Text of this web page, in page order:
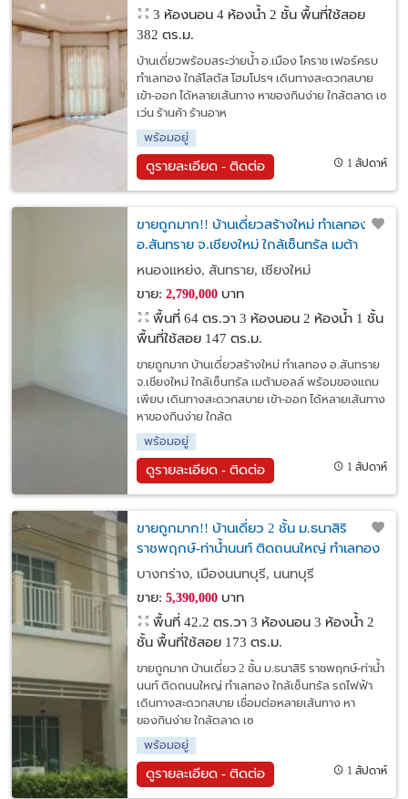
3 ห้องนอน 4 ห้องน้ำ 2 ชั้น พื้นที่ใช้สอย
382 ตร.ม.
บ้านเดี่ยวพร้อมสระว่ายน้ำ อ.เมือง โคราช เฟอร์ครบ
ทำเลทอง ใกล้โลตัส โฮมโปรฯ เดินทางสะดวกสบาย
เข้า-ออก ได้หลายเส้นทาง หาของกินง่าย ใกล้ตลาด เซ
เว่น ร้านค้า ร้านอาห
พร้อมอยู่
ดูรายละเอียด - ติดต่อ 1 สัปดาห์
ขายถูกมาก!! บ้านเดี่ยวสร้างใหม่ ทำเลทอง
อ.สันทราย จ.เชียงใหม่ ใกล้เซ็นทรัล เมต้า
มอลล์ พร้อมของแถมเพียบ
หนองแหย่ง, สันทราย, เชียงใหม่
ขาย: 2,790,000บาท
พื้นที่ 64 ตร.วา 3 ห้องนอน 2 ห้องน้ำ 1 ชั้น
พื้นที่ใช้สอย 147 ตร.ม.
ขายถูกมาก บ้านเดี่ยวสร้างใหม่ ทำเลทอง อ.สันทราย
จ.เชียงใหม่ ใกล้เซ็นทรัล เมต้ามอลล์ พร้อมของแถม
เพียบ เดินทางสะดวกสบาย เข้า-ออก ได้หลายเส้นทาง
หาของกินง่าย ใกล้ต
พร้อมอยู่
ดูรายละเอียด - ติดต่อ 1 สัปดาห์
ขายถูกมาก!! บ้านเดี่ยว 2 ชั้น ม.ธนาสิริ
ราชพฤกษ์-ท่าน้ำนนท์ ติดถนนใหญ่ ทำเลทอง
ใกล้เซ็นทรัล รถไฟฟ้า
บางกร่าง, เมืองนนทบุรี, นนทบุรี
ขาย: 5,390,000บาท
พื้นที่ 42.2 ตร.วา 3 ห้องนอน 3 ห้องน้ำ 2
ชั้น พื้นที่ใช้สอย 173 ตร.ม.
ขายถูกมาก บ้านเดี่ยว 2 ชั้น ม.ธนาสิริ ราชพฤกษ์-ท่าน้ำ
นนท์ ติดถนนใหญ่ ทำเลทอง ใกล้เซ็นทรัล รถไฟฟ้า
เดินทางสะดวกสบาย เชื่อมต่อหลายเส้นทาง หา
ของกินง่าย ใกล้ตลาด เซ
พร้อมอยู่
ดูรายละเอียด - ติดต่อ 1 สัปดาห์